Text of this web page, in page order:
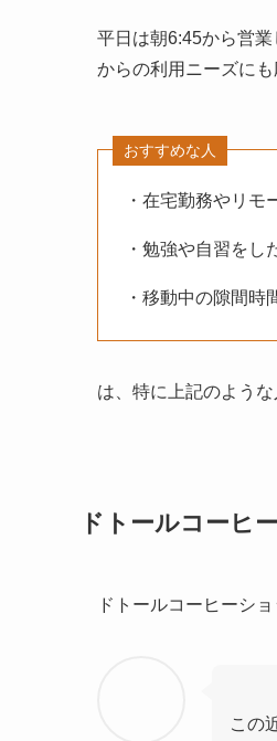
平日は朝6:45から営
からの利用ニーズにも
おすすめな人
・在宅勤務やリモ
・勉強や自習をし
・移動中の隙間時
は、特に上記のよう
ドトールコーヒ
ドトールコーヒーシ
この